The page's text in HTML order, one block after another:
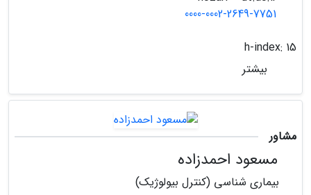
0000-0002-2649-7751
h-index: 15
بیشتر
مشاور
مسعود احمدزاده
بیماری شناسی (کنترل بیولوژیک)